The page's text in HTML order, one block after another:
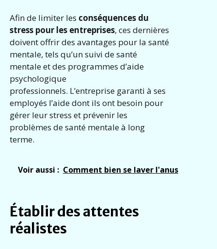
Afin de limiter les conséquences du
stress pour les entreprises, ces dernières
doivent offrir des avantages pour la santé
mentale, tels qu’un suivi de santé
mentale et des programmes d’aide
psychologique
professionnels. L’entreprise garanti à ses
employés l’aide dont ils ont besoin pour
gérer leur stress et prévenir les
problèmes de santé mentale à long
terme.
Voir aussi : Comment bien se laver l'anus
Établir des attentes
réalistes